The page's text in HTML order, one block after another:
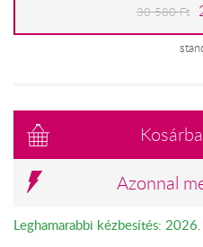
30 580 Ft
Azonnal
Leghamarabbi kézbesítés: